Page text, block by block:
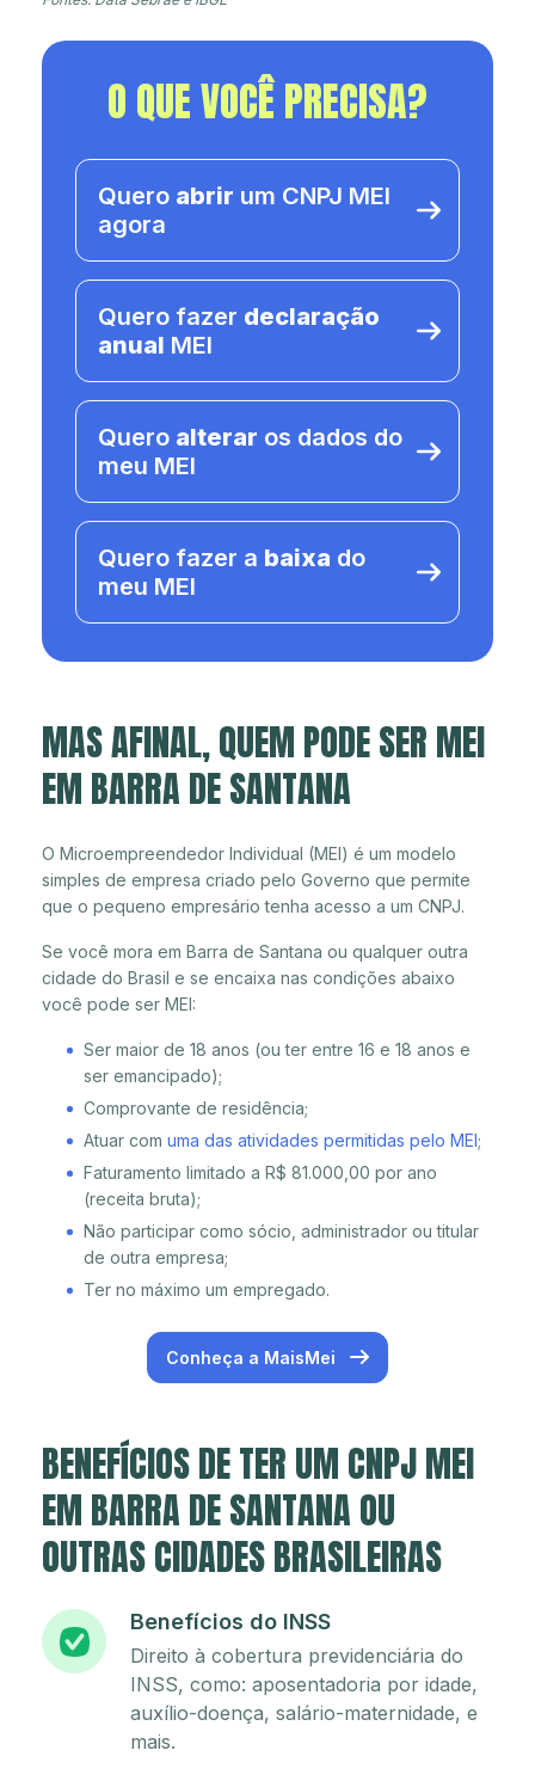
O QUE VOCÊ PRECISA?
Quero abrir um CNPJ MEI
agora
Quero fazer declaração
anual MEI
Quero alterar os dados do
meu MEI
Quero fazer a baixa do
meu MEI
MAS AFINAL, QUEM PODE SER MEI
EM BARRA DE SANTANA
O Microempreendedor Individual (MEI) é um modelo
simples de empresa criado pelo Governo que permite
que o pequeno empresário tenha acesso a um CNPJ.
Se você mora em Barra de Santana ou qualquer outra
cidade do Brasil e se encaixa nas condições abaixo
você pode ser MEI:
Ser maior de 18 anos (ou ter entre 16 e 18 anos e
ser emancipado);
Comprovante de residência;
Atuar com uma das atividades permitidas pelo MEI;
Faturamento limitado a R$ 81.000,00 por ano
(receita bruta);
Não participar como sócio, administrador ou titular
de outra empresa;
Ter no máximo um empregado.
Conheça a MaisMei
BENEFÍCIOS DE TER UM CNPJ MEI
EM BARRA DE SANTANA OU
OUTRAS CIDADES BRASILEIRAS
Benefícios do INSS
Direito à cobertura previdenciária do
INSS, como: aposentadoria por idade,
auxílio-doença, salário-maternidade, e
mais.